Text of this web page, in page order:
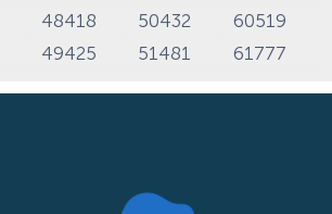
48418 50432
60519
49425 51481 61777